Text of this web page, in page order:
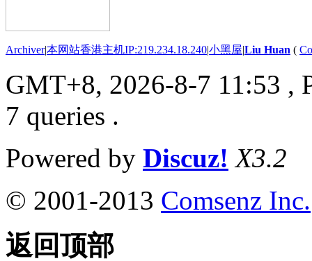
Archiver|本网站香港主机IP:219.234.18.240|小黑屋|Liu Huan (
GMT+8, 2026-8-7 11:53 ,
7 queries .
Powered by Discuz! X3.2
© 2001-2013 Comsenz Inc.
返回顶部